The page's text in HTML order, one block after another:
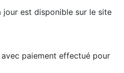
est disponible sur le site
paiement effectué pour